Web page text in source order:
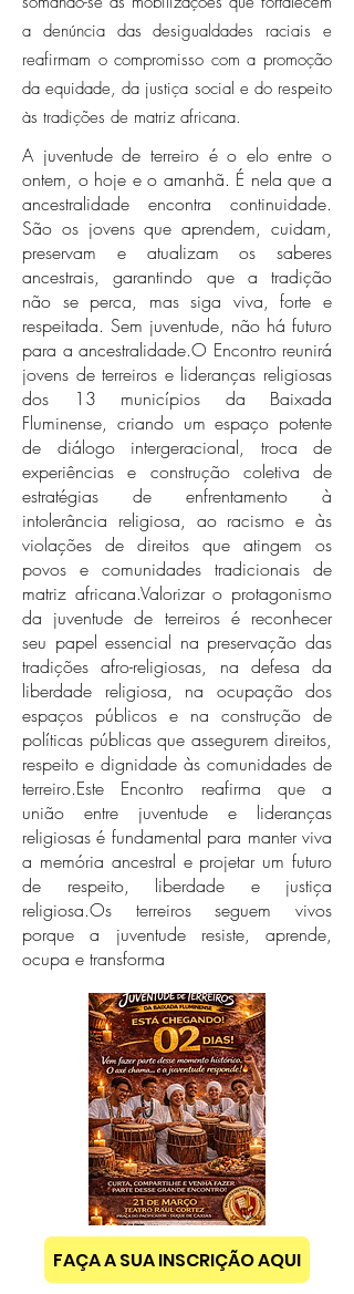
a denúncia das desigualdades raciais e
reafirmam o compromisso com a promoção
da equidade, da justiça social e do respeito
às tradições de matriz africana.
A juventude de terreiro é o elo entre o
ontem, o hoje e o amanhã. É nela que a
ancestralidade encontra continuidade.
São os jovens que aprendem, cuidam,
preservam e atualizam os saberes
ancestrais, garantindo que a tradição
não se perca, mas siga viva, forte e
respeitada. Sem juventude, não há futuro
para a ancestralidade.O Encontro reunirá
jovens de terreiros e lideranças religiosas
dos 13 municípios da Baixada
Fluminense, criando um espaço potente
de diálogo intergeracional, troca de
experiências e construção coletiva de
estratégias de enfrentamento à
intolerância religiosa, ao racismo e às
violações de direitos que atingem os
povos e comunidades tradicionais de
matriz africana.Valorizar o protagonismo
da juventude de terreiros é reconhecer
seu papel essencial na preservação das
tradições afro-religiosas, na defesa da
liberdade religiosa, na ocupação dos
espaços públicos e na construção de
políticas públicas que assegurem direitos,
respeito e dignidade às comunidades de
terreiro.Este Encontro reafirma que a
união entre juventude e lideranças
religiosas é fundamental para manter viva
a memória ancestral e projetar um futuro
de respeito, liberdade e justiça
religiosa.Os terreiros seguem vivos
porque a juventude resiste, aprende,
ocupa e transforma
FAÇA A SUA INSCRIÇÃO AQUI